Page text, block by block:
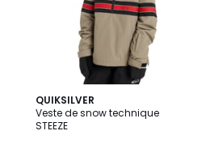
QUIKSILVER
Veste de snow technique
STEEZE